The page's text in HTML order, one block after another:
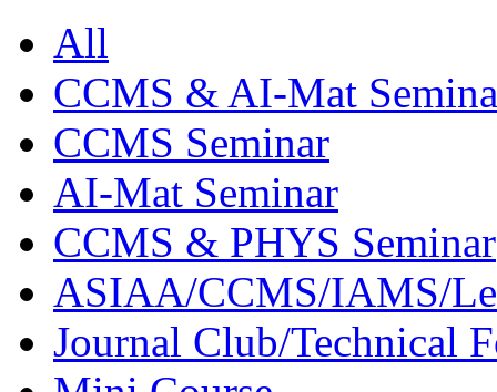
All
CCMS & AI-Mat
CCMS Seminar
AI-Mat Seminar
CCMS & PHYS Seminar
ASIAA/CCMS/IAMS/
Journal Club/Technical